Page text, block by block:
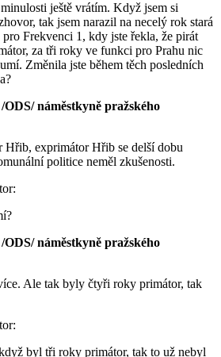
ještě vrátím. Když jsem si
tak jsem narazil na necelý rok stará
Frekvenci 1, kdy jste řekla, že pirát
za tři roky ve funkci pro Prahu nic
Změnila jste během těch posledních
náměstkyně pražského
Hřib, exprimátor Hřib se delší dobu
politice neměl zkušenosti.
náměstkyně pražského
Ale tak byly čtyři roky primátor, tak
byl tři roky primátor, tak to už nebyl